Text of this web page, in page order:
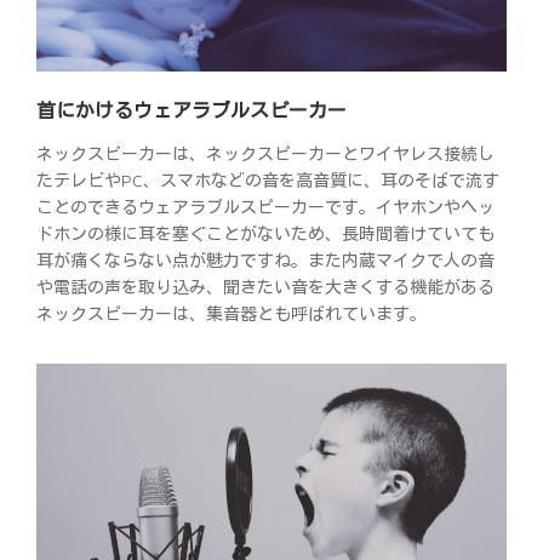
首にかけるウェアラブルスピーカー
ネックスピーカーは、ネックスピーカーとワイヤレス接続し
たテレビやPC、スマホなどの音を高音質に、耳のそばで流す
ことのできるウェアラブルスピーカーです。イヤホンやヘッ
ドホンの様に耳を塞ぐことがないため、長時間着けていても
耳が痛くならない点が魅力ですね。また内蔵マイクで人の音
や電話の声を取り込み、聞きたい音を大きくする機能がある
ネックスピーカーは、集音器とも呼ばれています。